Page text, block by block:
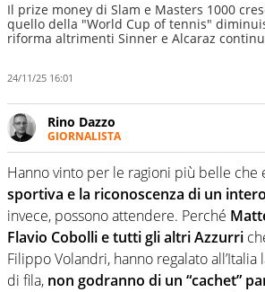
Il prize money di Slam e Masters 1000
quello della "World Cup of tennis"
riforma altrimenti Sinner e Alcaraz
24/11/25 16:01
Rino Dazzo
GIORNALISTA
Se mai ci fosse modo di traslare il
una nicchia di esperti, lui ne
una svista arbitrale né gli umori
curve
Hanno vinto per le ragioni più belle che
sportiva e la riconoscenza di un
invece, possono attendere. Perché
Flavio Cobolli e tutti gli altri Azzurri
Filippo Volandri, hanno regalato all’Italia
di fila, non godranno di un “cachet”